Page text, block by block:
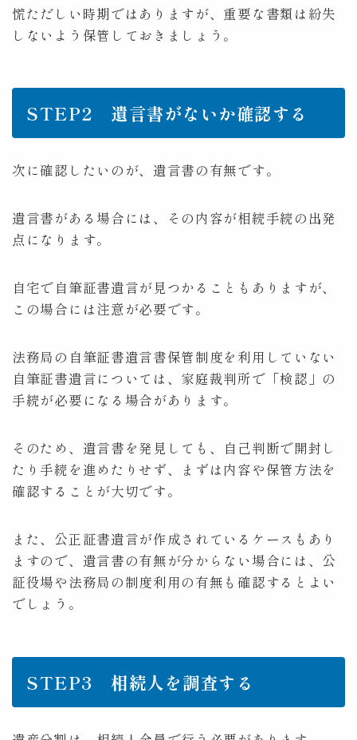
慌ただしい時期ではありますが、重要な書類は紛失
しないよう保管しておきましょう。
STEP2 遺言書がないか確認する
次に確認したいのが、遺言書の有無です。
遺言書がある場合には、その内容が相続手続の出発
点になります。
自宅で自筆証書遺言が見つかることもありますが、
この場合には注意が必要です。
法務局の自筆証書遺言書保管制度を利用していない
自筆証書遺言については、家庭裁判所で「検認」の
手続が必要になる場合があります。
そのため、遺言書を発見しても、自己判断で開封し
たり手続を進めたりせず、まずは内容や保管方法を
確認することが大切です。
また、公正証書遺言が作成されているケースもあり
ますので、遺言書の有無が分からない場合には、公
証役場や法務局の制度利用の有無も確認するとよい
でしょう。
STEP3 相続人を調査する